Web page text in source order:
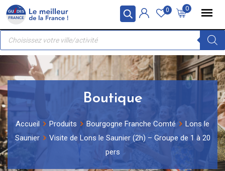
Panneau de gestion des cookies
Skip
content
0
0
Recherche
produits
Boutique
Accueil Produits Bourgogne Franche Comté
Lons le
Saunier
Visite de Lons le Saunier (2h) – Groupe de 1 à 20
pers